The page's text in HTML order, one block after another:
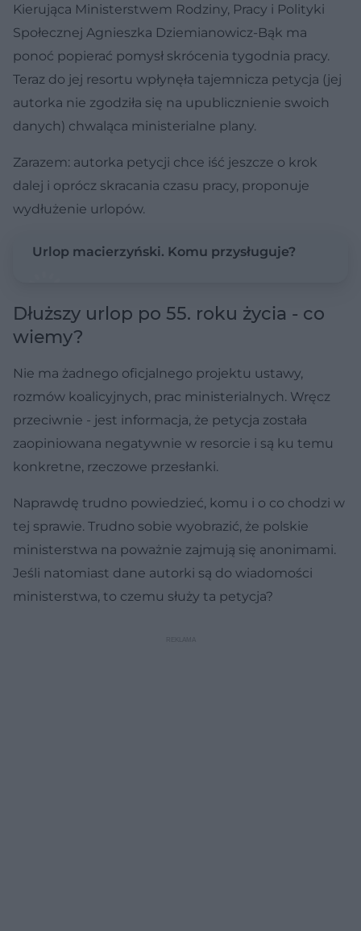
Kierująca Ministerstwem Rodziny, Pracy i Polityki
Społecznej Agnieszka Dziemianowicz-Bąk ma
ponoć popierać pomysł skrócenia tygodnia pracy.
Teraz do jej resortu wpłynęła tajemnicza petycja (jej
autorka nie zgodziła się na upublicznienie swoich
danych) chwaląca ministerialne plany.
Zarazem: autorka petycji chce iść jeszcze o krok
dalej i oprócz skracania czasu pracy, proponuje
wydłużenie urlopów.
Urlop macierzyński. Komu przysługuje?
Dłuższy urlop po 55. roku życia - co
wiemy?
Nie ma żadnego oficjalnego projektu ustawy,
rozmów koalicyjnych, prac ministerialnych. Wręcz
przeciwnie - jest informacja, że petycja została
zaopiniowana negatywnie w resorcie i są ku temu
konkretne, rzeczowe przesłanki.
Naprawdę trudno powiedzieć, komu i o co chodzi w
tej sprawie. Trudno sobie wyobrazić, że polskie
ministerstwa na poważnie zajmują się anonimami.
Jeśli natomiast dane autorki są do wiadomości
ministerstwa, to czemu służy ta petycja?